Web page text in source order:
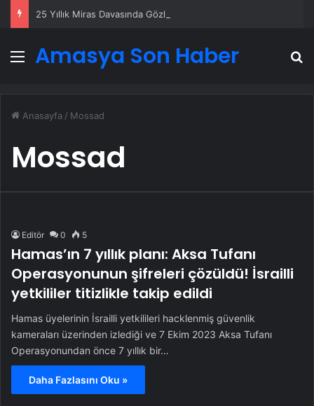
Menü
Amasya Son Haber
Anasayfa / Mossad
Mossad
Editör 0 5
Hamas’ın 7 yıllık planı: Aksa Tufanı
Operasyonunun şifreleri çözüldü! İsrailli
yetkililer titizlikle takip edildi
Hamas üyelerinin İsrailli yetkilileri hacklenmiş güvenlik
kameraları üzerinden izlediği ve 7 Ekim 2023 Aksa Tufanı
Operasyonundan önce 7 yıllık bir…
Daha Fazlasını Oku »